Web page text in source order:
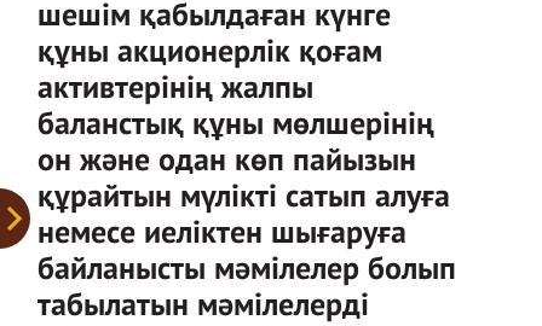
шешім қабылдаған күнге
құны акционерлік қоғам
активтерінің жалпы
баланстық құны мөлшерінің
он және одан көп пайызын
құрайтын мүлікті сатып алуға
немесе иеліктен шығаруға
байланысты мәмілелер болып
табылатын мәмілелерді